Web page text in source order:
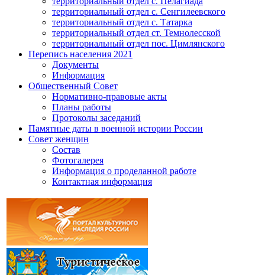
территориальный отдел с. Сенгилеевского
территориальный отдел с. Татарка
территориальный отдел ст. Темнолесской
территориальный отдел пос. Цимлянского
Перепись населения 2021
Документы
Информация
Общественный Совет
Нормативно-правовые акты
Планы работы
Протоколы заседаний
Памятные даты в военной истории России
Совет женщин
Состав
Фотогалерея
Информация о проделанной работе
Контактная информация